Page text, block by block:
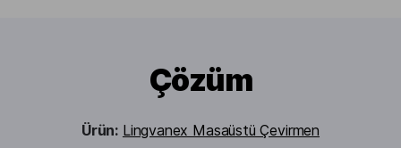
Çözüm
Ürün: Lingvanex Masaüstü Çevirmen